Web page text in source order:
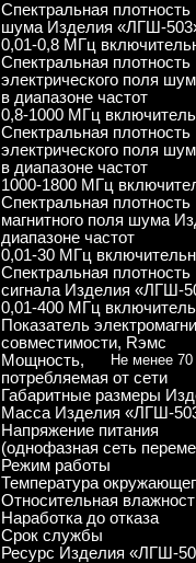
Спектральная плотность
шума Изделия «ЛГШ-
0,01-0,8 МГц
Спектральная
электрического поля
в диапазоне частот
0,8-1000 МГц
Спектральная
электрического поля
в диапазоне частот
1000-1800 МГц
Спектральная
магнитного поля шума
диапазоне частот
0,01-30 МГц
Спектральная
сигнала Изделия «ЛГШ-
0,01-400 МГц
Показатель
совместимости, Rэмс
Не менее
Мощность,
потребляемая от сети
Габаритные размеры
Масса Изделия «ЛГШ-
Напряжение питания
(однофазная сеть
Режим работы
Температура
Относительная
Наработка до отказа
Срок службы
Ресурс Изделия «ЛГШ-